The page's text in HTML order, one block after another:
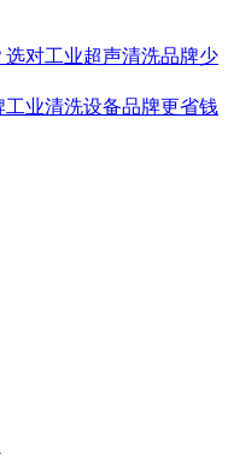
对工业超声清洗品牌少
业清洗设备品牌更省钱